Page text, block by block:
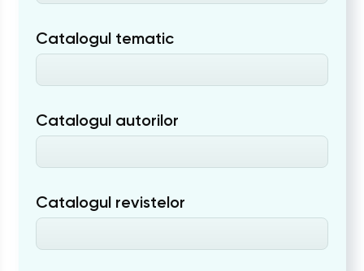
Catalogul tematic
Catalogul autorilor
Catalogul revistelor